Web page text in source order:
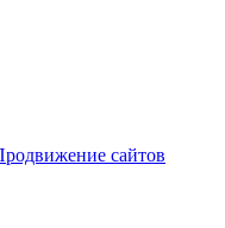
сайтов